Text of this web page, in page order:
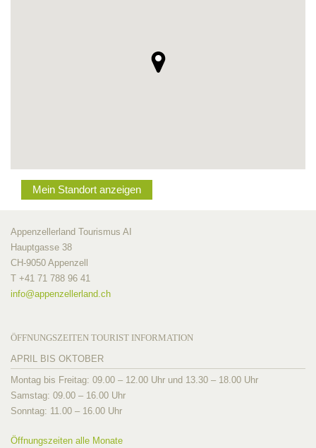
Mein Standort anzeigen
Appenzellerland Tourismus AI
Hauptgasse 38
CH-9050 Appenzell
T +41 71 788 96 41
info@appenzellerland.ch
ÖFFNUNGSZEITEN TOURIST INFORMATION
APRIL BIS OKTOBER
Montag bis Freitag: 09.00 – 12.00 Uhr und 13.30 – 18.00 Uhr
Samstag: 09.00 – 16.00 Uhr
Sonntag: 11.00 – 16.00 Uhr
Öffnungszeiten alle Monate